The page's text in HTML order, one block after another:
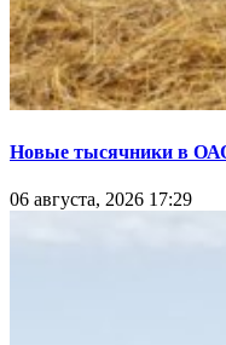
Новые тысячники в
06 августа, 2026 17:29